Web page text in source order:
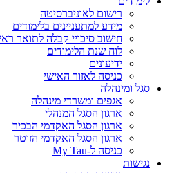
רישום לאוניברסיטה
מידע למתעניינים בלימודים
חישוב סיכויי קבלה לתואר
לוח שנת הלימודים
ידיעונים
כניסה לאזור האישי
סגל ומינהלה
אגפים ומשרדי מינהלה
ארגון הסגל המנהלי
ארגון הסגל האקדמי הבכיר
ארגון הסגל האקדמי הזוטר
כניסה ל-My Tau
נגישות